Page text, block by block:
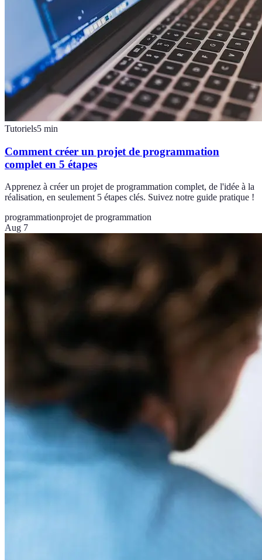
Tutoriels5 min
Comment créer un projet de programmation
complet en 5 étapes
Apprenez à créer un projet de programmation complet, de l'idée à la
réalisation, en seulement 5 étapes clés. Suivez notre guide pratique !
programmationprojet de programmation
Aug 7